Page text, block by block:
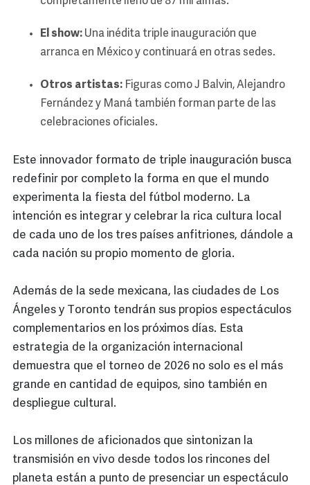
El show: Una inédita triple inauguración que
arranca en México y continuará en otras sedes.
Otros artistas: Figuras como J Balvin, Alejandro
Fernández y Maná también forman parte de las
celebraciones oficiales.
Este innovador formato de triple inauguración busca
redefinir por completo la forma en que el mundo
experimenta la fiesta del fútbol moderno. La
intención es integrar y celebrar la rica cultura local
de cada uno de los tres países anfitriones, dándole a
cada nación su propio momento de gloria.
Además de la sede mexicana, las ciudades de Los
Ángeles y Toronto tendrán sus propios espectáculos
complementarios en los próximos días. Esta
estrategia de la organización internacional
demuestra que el torneo de 2026 no solo es el más
grande en cantidad de equipos, sino también en
despliegue cultural.
Los millones de aficionados que sintonizan la
transmisión en vivo desde todos los rincones del
planeta están a punto de presenciar un espectáculo